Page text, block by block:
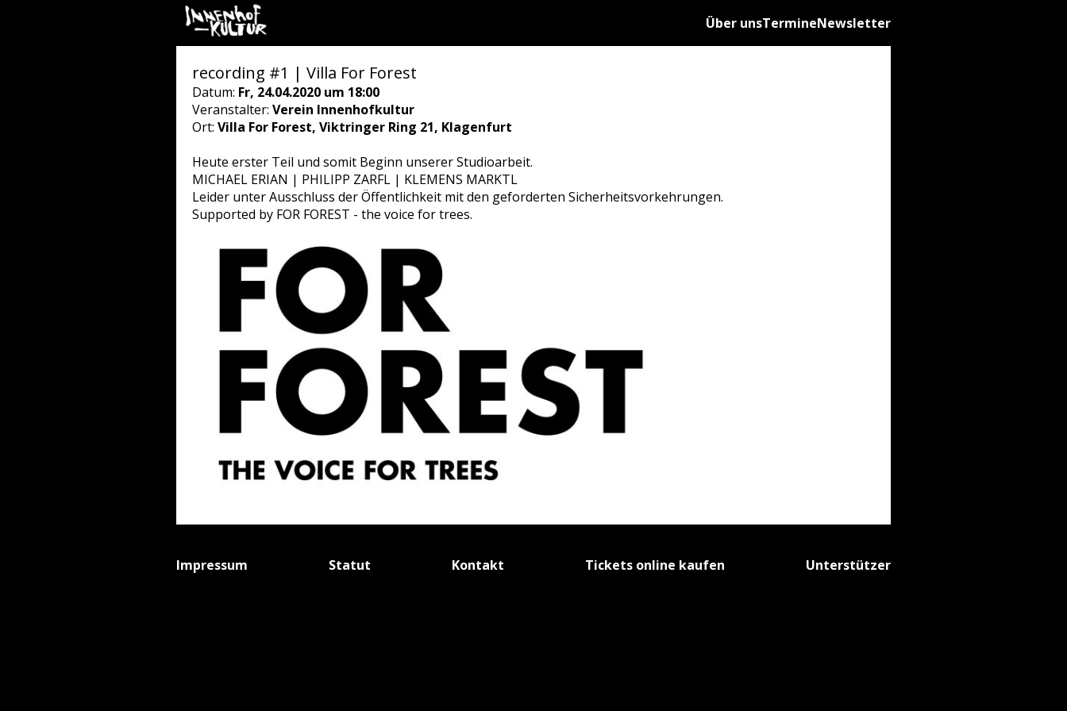
Über unsTermineNewsletter
recording #1 | Villa For Forest
Datum: Fr, 24.04.2020 um 18:00
Veranstalter: Verein Innenhofkultur
Ort: Villa For Forest, Viktringer Ring 21, Klagenfurt
Heute erster Teil und somit Beginn unserer Studioarbeit.
MICHAEL ERIAN | PHILIPP ZARFL | KLEMENS MARKTL
Leider unter Ausschluss der Öffentlichkeit mit den geforderten Sicherheitsvorkehrungen.
Supported by FOR FOREST - the voice for trees.
Impressum Statut Kontakt Tickets online kaufen Unterstützer